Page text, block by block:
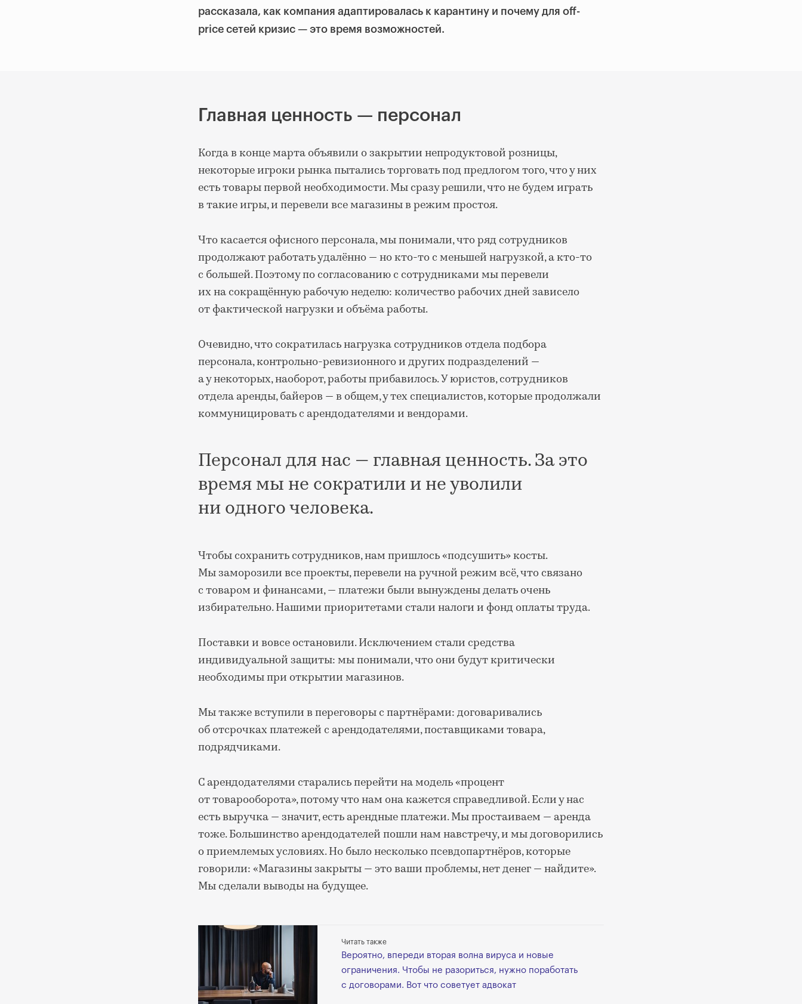
рассказала, как компания адаптировалась к карантину и почему для off-
price сетей кризис — это время возможностей.
Главная ценность — персонал
Когда в конце марта объявили о закрытии непродуктовой розницы,
некоторые игроки рынка пытались торговать под предлогом того, что у них
есть товары первой необходимости. Мы сразу решили, что не будем играть
в такие игры, и перевели все магазины в режим простоя.
Что касается офисного персонала, мы понимали, что ряд сотрудников
продолжают работать удалённо — но кто-то с меньшей нагрузкой, а кто-то
с большей. Поэтому по согласованию с сотрудниками мы перевели
их на сокращённую рабочую неделю: количество рабочих дней зависело
от фактической нагрузки и объёма работы.
Очевидно, что сократилась нагрузка сотрудников отдела подбора
персонала, контрольно-ревизионного и других подразделений —
а у некоторых, наоборот, работы прибавилось. У юристов, сотрудников
отдела аренды, байеров — в общем, у тех специалистов, которые продолжали
коммуницировать с арендодателями и вендорами.
Персонал для нас — главная ценность. За это
время мы не сократили и не уволили
ни одного человека.
Чтобы сохранить сотрудников, нам пришлось «подсушить» косты.
Мы заморозили все проекты, перевели на ручной режим всё, что связано
с товаром и финансами, — платежи были вынуждены делать очень
избирательно. Нашими приоритетами стали налоги и фонд оплаты труда.
Поставки и вовсе остановили. Исключением стали средства
индивидуальной защиты: мы понимали, что они будут критически
необходимы при открытии магазинов.
Мы также вступили в переговоры с партнёрами: договаривались
об отсрочках платежей с арендодателями, поставщиками товара,
подрядчиками.
С арендодателями старались перейти на модель «процент
от товарооборота», потому что нам она кажется справедливой. Если у нас
есть выручка — значит, есть арендные платежи. Мы простаиваем — аренда
тоже. Большинство арендодателей пошли нам навстречу, и мы договорились
о приемлемых условиях. Но было несколько псевдопартнёров, которые
говорили: «Магазины закрыты — это ваши проблемы, нет денег — найдите».
Мы сделали выводы на будущее.
Читать также
Вероятно, впереди вторая волна вируса и новые
ограничения. Чтобы не разориться, нужно поработать
с договорами. Вот что советует адвокат